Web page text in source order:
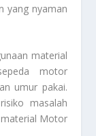
yang nyaman
material
motor
umur pakai.
masalah
Motor